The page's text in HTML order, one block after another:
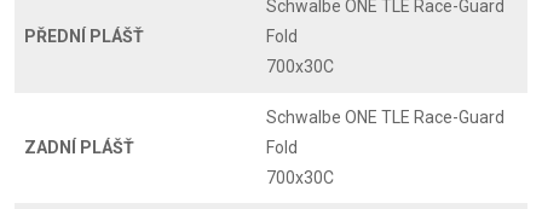
PŘEDNÍ PLÁŠŤ
Schwalbe ONE TLE Race-Guard
Fold
700x30C
ZADNÍ PLÁŠŤ
Schwalbe ONE TLE Race-Guard
Fold
700x30C